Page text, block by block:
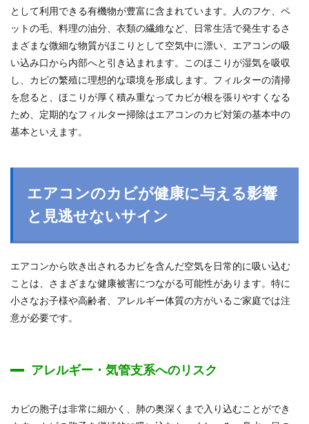
として利用できる有機物が豊富に含まれています。人のフケ、ペ
ットの毛、料理の油分、衣類の繊維など、日常生活で発生するさ
まざまな微細な物質がほこりとして空気中に漂い、エアコンの吸
い込み口から内部へと引き込まれます。このほこりが湿気を吸収
し、カビの繁殖に理想的な環境を形成します。フィルターの清掃
を怠ると、ほこりが厚く積み重なってカビが根を張りやすくなる
ため、定期的なフィルター掃除はエアコンのカビ対策の基本中の
基本といえます。
エアコンのカビが健康に与える影響
と見逃せないサイン
エアコンから吹き出されるカビを含んだ空気を日常的に吸い込む
ことは、さまざまな健康被害につながる可能性があります。特に
小さなお子様や高齢者、アレルギー体質の方がいるご家庭では注
意が必要です。
アレルギー・気管支系へのリスク
カビの胞子は非常に細かく、肺の奥深くまで入り込むことができ